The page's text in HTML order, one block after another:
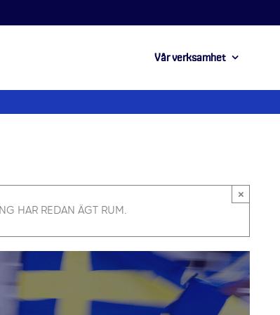
Vår verksamhet
HAR REDAN ÄGT RUM.
×